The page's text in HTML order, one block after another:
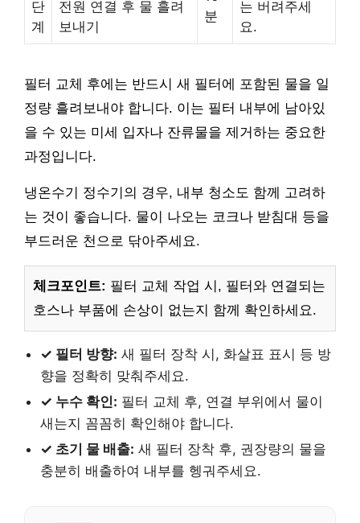
단
계
전원 연결 후 물 흘려
보내기
분
는 버려주세
요.
필터 교체 후에는 반드시 새 필터에 포함된 물을 일
정량 흘려보내야 합니다. 이는 필터 내부에 남아있
을 수 있는 미세 입자나 잔류물을 제거하는 중요한
과정입니다.
냉온수기 정수기의 경우, 내부 청소도 함께 고려하
는 것이 좋습니다. 물이 나오는 코크나 받침대 등을
부드러운 천으로 닦아주세요.
체크포인트: 필터 교체 작업 시, 필터와 연결되는
호스나 부품에 손상이 없는지 함께 확인하세요.
✓ 필터 방향: 새 필터 장착 시, 화살표 표시 등 방
향을 정확히 맞춰주세요.
✓ 누수 확인: 필터 교체 후, 연결 부위에서 물이
새는지 꼼꼼히 확인해야 합니다.
✓ 초기 물 배출: 새 필터 장착 후, 권장량의 물을
충분히 배출하여 내부를 헹궈주세요.